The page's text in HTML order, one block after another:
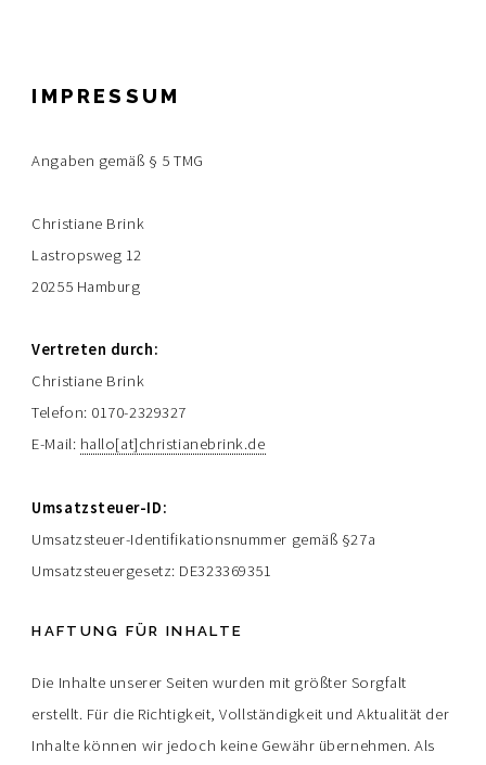
IMPRESSUM
Angaben gemäß § 5 TMG
Christiane Brink
Lastropsweg 12
20255 Hamburg
Vertreten durch:
Christiane Brink
Telefon: 0170-2329327
E-Mail: hallo[at]christianebrink.de
Umsatzsteuer-ID:
Umsatzsteuer-Identifikationsnummer gemäß §27a
Umsatzsteuergesetz: DE323369351
HAFTUNG FÜR INHALTE
Die Inhalte unserer Seiten wurden mit größter Sorgfalt
erstellt. Für die Richtigkeit, Vollständigkeit und Aktualität der
Inhalte können wir jedoch keine Gewähr übernehmen. Als